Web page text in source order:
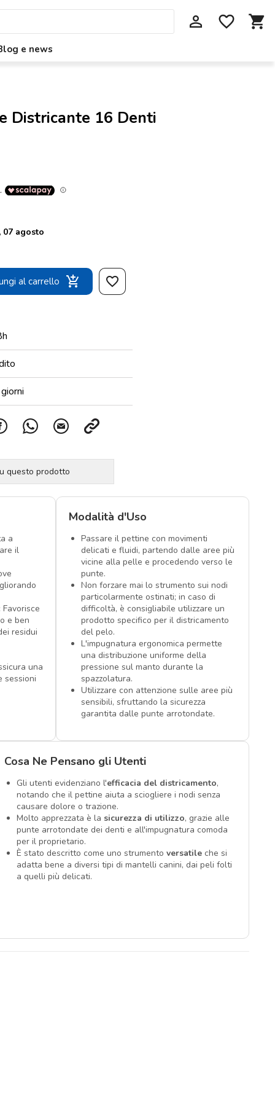
perm_identity favorite_border shopping_cart
e news
Districante 16 Denti
07 agosto
al carrello add_shopping_cart favorite_border
questo prodotto
a
il
: Favorisce
e ben
residui
una
sessioni
Modalità d'Uso
Passare il pettine con movimenti
delicati e fluidi, partendo dalle aree più
vicine alla pelle e procedendo verso le
punte.
Non forzare mai lo strumento sui nodi
particolarmente ostinati; in caso di
difficoltà, è consigliabile utilizzare un
prodotto specifico per il districamento
del pelo.
L'impugnatura ergonomica permette
una distribuzione uniforme della
pressione sul manto durante la
spazzolatura.
Utilizzare con attenzione sulle aree più
sensibili, sfruttando la sicurezza
garantita dalle punte arrotondate.
Cosa Ne Pensano gli Utenti
Gli utenti evidenziano l'efficacia del districamento,
notando che il pettine aiuta a sciogliere i nodi senza
causare dolore o trazione.
Molto apprezzata è la sicurezza di utilizzo, grazie alle
punte arrotondate dei denti e all'impugnatura comoda
per il proprietario.
È stato descritto come uno strumento versatile che si
adatta bene a diversi tipi di mantelli canini, dai peli folti
a quelli più delicati.